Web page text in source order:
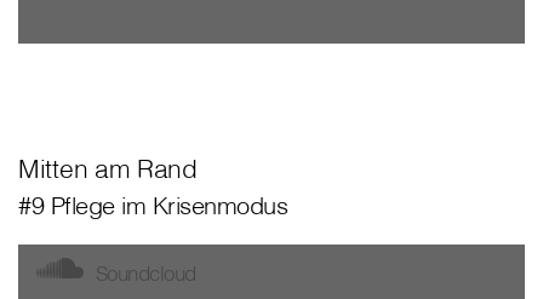
Mitten am Rand
#9 Pflege im Krisenmodus
Soundcloud